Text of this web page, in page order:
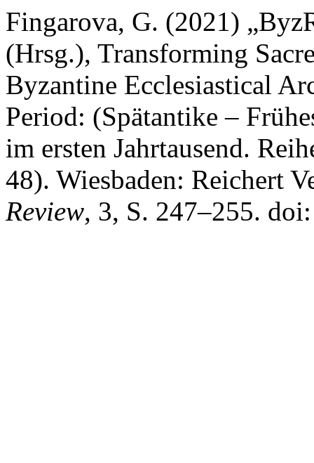
Fingarova, G. (2021)
(Hrsg.), Transforming
Byzantine Ecclesiastical
Period: (Spätantike –
im ersten Jahrtausend.
48). Wiesbaden: Reichert
Review, 3, S. 247–255.